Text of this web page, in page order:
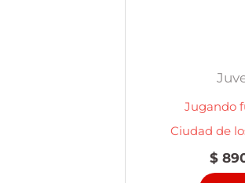
Jugando
Ciudad de
$